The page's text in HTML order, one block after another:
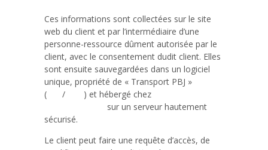
Ces informations sont collectées sur le site
web du client et par l’intermédiaire d’une
personne-ressource dûment autorisée par le
client, avec le consentement dudit client. Elles
sont ensuite sauvegardées dans un logiciel
unique, propriété de « Transport PBJ »
(
/ ) et hébergé chez
sur un serveur hautement
sécurisé.
Le client peut faire une requête d’accès, de